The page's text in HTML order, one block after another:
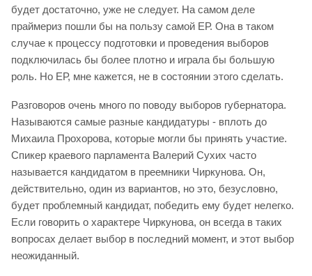
будет достаточно, уже не следует. На самом деле
праймериз пошли бы на пользу самой ЕР. Она в таком
случае к процессу подготовки и проведения выборов
подключилась бы более плотно и играла бы большую
роль. Но ЕР, мне кажется, не в состоянии этого сделать.
Разговоров очень много по поводу выборов губернатора.
Называются самые разные кандидатуры - вплоть до
Михаила Прохорова, которые могли бы принять участие.
Спикер краевого парламента Валерий Сухих часто
называется кандидатом в преемники Чиркунова. Он,
действительно, один из вариантов, но это, безусловно,
будет проблемный кандидат, победить ему будет нелегко.
Если говорить о характере Чиркунова, он всегда в таких
вопросах делает выбор в последний момент, и этот выбор
неожиданный.